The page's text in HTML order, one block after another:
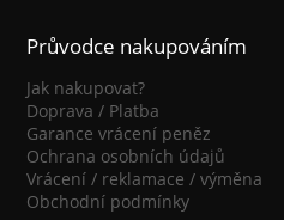
Průvodce nakupováním
Jak nakupovat?
Doprava / Platba
Garance vrácení peněz
Ochrana osobních údajů
Vrácení / reklamace / výměna
Obchodní podmínky